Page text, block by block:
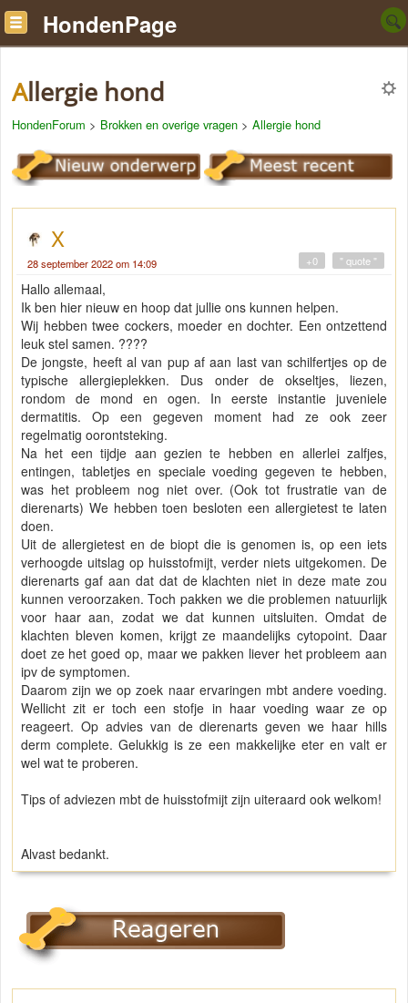
HondenPage
Allergie hond
HondenForum > Brokken en overige vragen > Allergie hond
X
28 september 2022 om 14:09 " quote "
+0
Hallo allemaal,
Ik ben hier nieuw en hoop dat jullie ons kunnen helpen.
Wij hebben twee cockers, moeder en dochter. Een ontzettend
leuk stel samen. ????
De jongste, heeft al van pup af aan last van schilfertjes op de
typische allergieplekken. Dus onder de okseltjes, liezen,
rondom de mond en ogen. In eerste instantie juveniele
dermatitis. Op een gegeven moment had ze ook zeer
regelmatig oorontsteking.
Na het een tijdje aan gezien te hebben en allerlei zalfjes,
entingen, tabletjes en speciale voeding gegeven te hebben,
was het probleem nog niet over. (Ook tot frustratie van de
dierenarts) We hebben toen besloten een allergietest te laten
doen.
Uit de allergietest en de biopt die is genomen is, op een iets
verhoogde uitslag op huisstofmijt, verder niets uitgekomen. De
dierenarts gaf aan dat dat de klachten niet in deze mate zou
kunnen veroorzaken. Toch pakken we die problemen natuurlijk
voor haar aan, zodat we dat kunnen uitsluiten. Omdat de
klachten bleven komen, krijgt ze maandelijks cytopoint. Daar
doet ze het goed op, maar we pakken liever het probleem aan
ipv de symptomen.
Daarom zijn we op zoek naar ervaringen mbt andere voeding.
Wellicht zit er toch een stofje in haar voeding waar ze op
reageert. Op advies van de dierenarts geven we haar hills
derm complete. Gelukkig is ze een makkelijke eter en valt er
wel wat te proberen.
Tips of adviezen mbt de huisstofmijt zijn uiteraard ook welkom!
Alvast bedankt.